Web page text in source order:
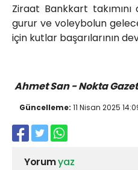
Ziraat Bankkart
gurur ve voleybolun
için kutlar başarılarının
Ahmet San - Nokta
Güncelleme: 11 Nisan 2025
Yorumyaz